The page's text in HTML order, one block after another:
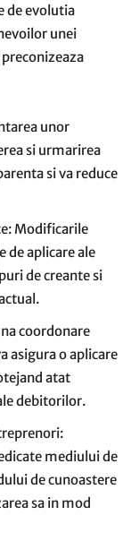
de evolutia
unei
unor
si urmarirea
si va reduce
Modificarile
de aplicare ale
de creante si
coordonare
asigura o aplicare
atat
debitorilor.
mediului de
de cunoastere
sa in mod